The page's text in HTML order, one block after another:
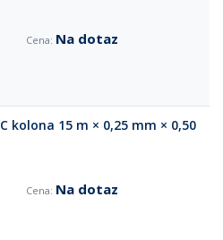
Na dotaz
kolona 15 m × 0,25 mm × 0,50
Na dotaz